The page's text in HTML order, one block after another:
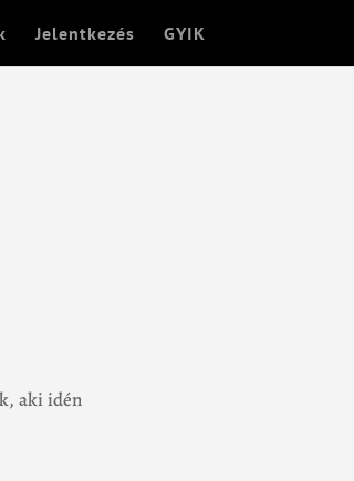
Jelentkezés GYIK
aki idén